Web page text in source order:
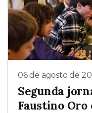
06 de agosto de
Segunda
Faustino Oro